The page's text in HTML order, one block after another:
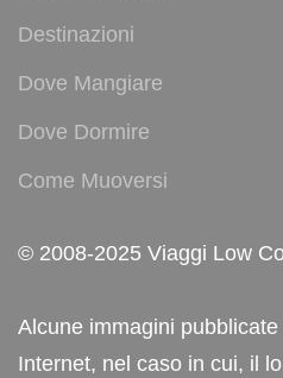
Destinazioni
Dove Mangiare
Dove Dormire
Come Muoversi
© 2008-2025 Viaggi Low
Alcune immagini
Internet, nel caso in cui, il